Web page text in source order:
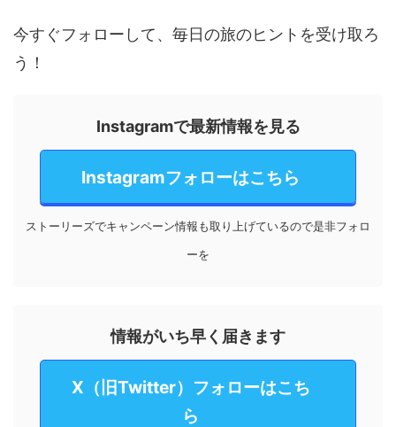
今すぐフォローして、毎日の旅のヒントを受け取ろ
う！
Instagramで最新情報を見る
Instagramフォローはこちら
ストーリーズでキャンペーン情報も取り上げているので是非フォロ
ーを
情報がいち早く届きます
X（旧Twitter）フォローはこち
ら